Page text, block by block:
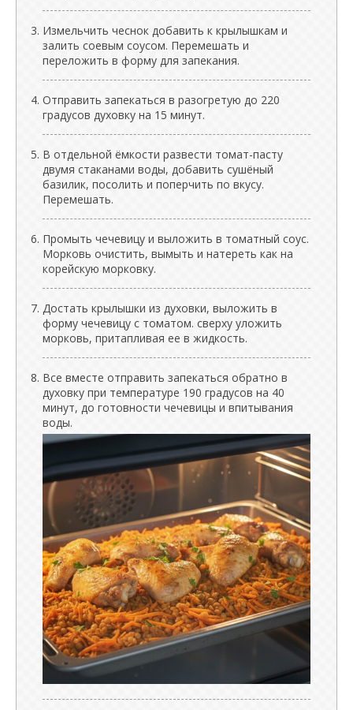
Измельчить чеснок добавить к крылышкам и
залить соевым соусом. Перемешать и
переложить в форму для запекания.
Отправить запекаться в разогретую до 220
градусов духовку на 15 минут.
В отдельной ёмкости развести томат-пасту
двумя стаканами воды, добавить сушёный
базилик, посолить и поперчить по вкусу.
Перемешать.
Промыть чечевицу и выложить в томатный соус.
Морковь очистить, вымыть и натереть как на
корейскую морковку.
Достать крылышки из духовки, выложить в
форму чечевицу с томатом. сверху уложить
морковь, притапливая ее в жидкость.
Все вместе отправить запекаться обратно в
духовку при температуре 190 градусов на 40
минут, до готовности чечевицы и впитывания
воды.